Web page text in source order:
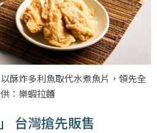
酥炸多利魚取代水煮魚片，領先全
：樂蝦拉麵
台灣搶先販售